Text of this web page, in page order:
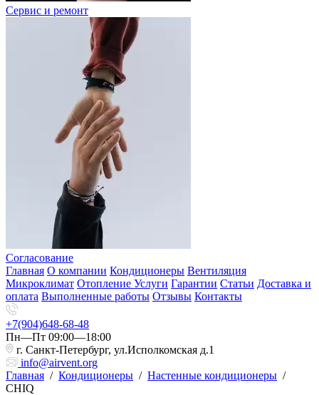
Сервис и ремонт
Согласование
Главная О компании Кондиционеры Вентиляция
Микроклимат Отопление Услуги Гарантии Статьи Доставка и
оплата Выполненные работы Отзывы Контакты
+7(904)648-68-48
Пн—Пт 09:00—18:00
г. Санкт-Петербург, ул.Исполкомская д.1
info@airvent.org
Главная / Кондиционеры / Настенные кондиционеры /
CHIQ